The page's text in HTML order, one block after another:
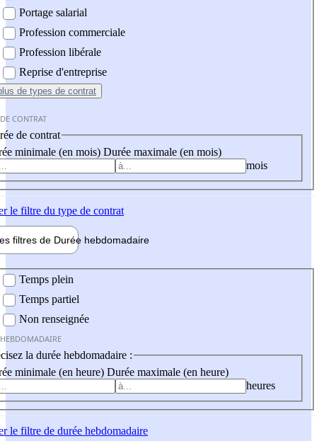
Portage salarial
Profession commerciale
Profession libérale
Reprise d'entreprise
de types de contrat
CONTRAT
de contrat
minimale (en mois) Durée maximale (en mois)
mois
le filtre du type de contrat
filtres de Durée hebdomadaire
Temps plein
Temps partiel
Non renseignée
la durée hebdomadaire :
minimale (en heure) Durée maximale (en heure)
heures
le filtre de durée hebdomadaire